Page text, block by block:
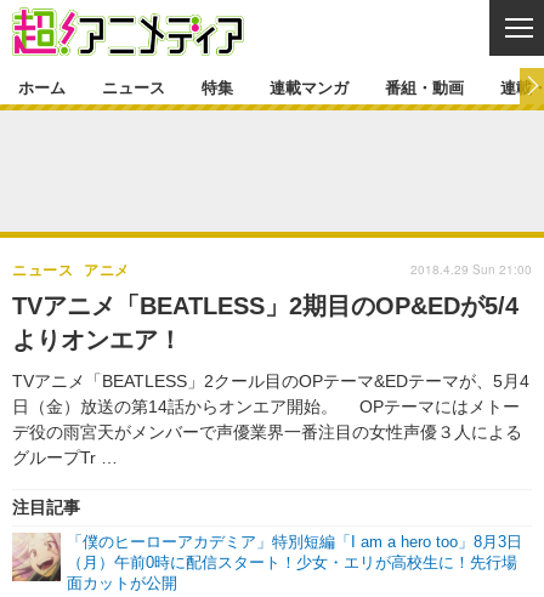
ゲーム・アプリ マンガ
グッズ
声優 コスプレ
舞台 新帝スタ
特集一覧 カバー
ラキりす
連載マンガ
連載マンガ一覧
番組・動画一覧
動画
連載・ブログ
連載・ブログ一覧 コラム
編集部ブログ・お知らせ
ホーム ニュース 特集 連載マンガ 番組・動画 連載
TVアニメ「BEATLESS」2期目のOP&EDが5/4
よりオンエア！
TVアニメ「BEATLESS」2クール目のOPテーマ&EDテーマが、5月4
日（金）放送の第14話からオンエア開始。 OPテーマにはメトー
デ役の雨宮天がメンバーで声優業界一番注目の女性声優３人による
グループTr …
ニュース アニメ
注目記事
「僕のヒーローアカデミア」特別短編「I am a hero too」8月3日
（月）午前0時に配信スタート！少女・エリが高校生に！先行場
面カットが公開
2018.4.29 Sun 21:00